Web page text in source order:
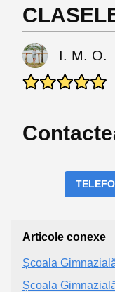
I. M. O.
Articole conexe
Școala
Școala